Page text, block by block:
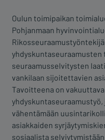
Oulun toimipaikan
Pohjanmaan
yhdyskuntaseuraamusten
seuraamusselvitysten
vankilaan sijoitettavien
Tavoitteena on
yhdyskuntaseuraamustyö,
vähentämään
asiakkaiden
sosiaalista